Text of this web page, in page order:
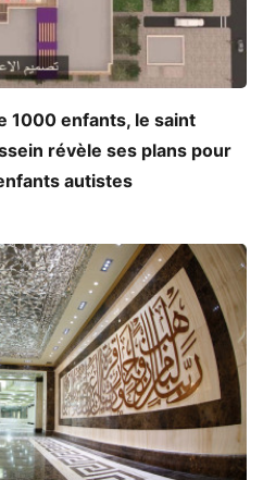
1000 enfants, le saint
révèle ses plans pour
autistes